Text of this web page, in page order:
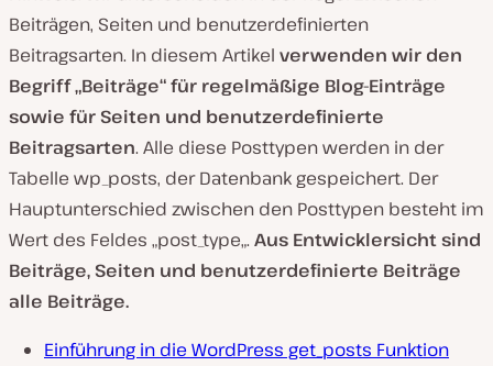
Beiträgen, Seiten und benutzerdefinierten
Beitragsarten. In diesem Artikel verwenden wir den
Begriff „Beiträge“ für regelmäßige Blog-Einträge
sowie für Seiten und benutzerdefinierte
Beitragsarten. Alle diese Posttypen werden in der
Tabelle wp_posts‚ der Datenbank gespeichert. Der
Hauptunterschied zwischen den Posttypen besteht im
Wert des Feldes „post_type„. Aus Entwicklersicht sind
Beiträge, Seiten und benutzerdefinierte Beiträge
alle Beiträge.
Einführung in die WordPress get_posts Funktion